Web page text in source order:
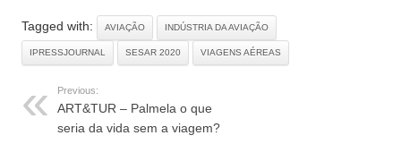
Tagged with: AVIAÇÃO INDÚSTRIA DA AVIAÇÃO
IPRESSJOURNAL SESAR 2020 VIAGENS AÉREAS
Previous:
ART&TUR – Palmela o que
seria da vida sem a viagem?